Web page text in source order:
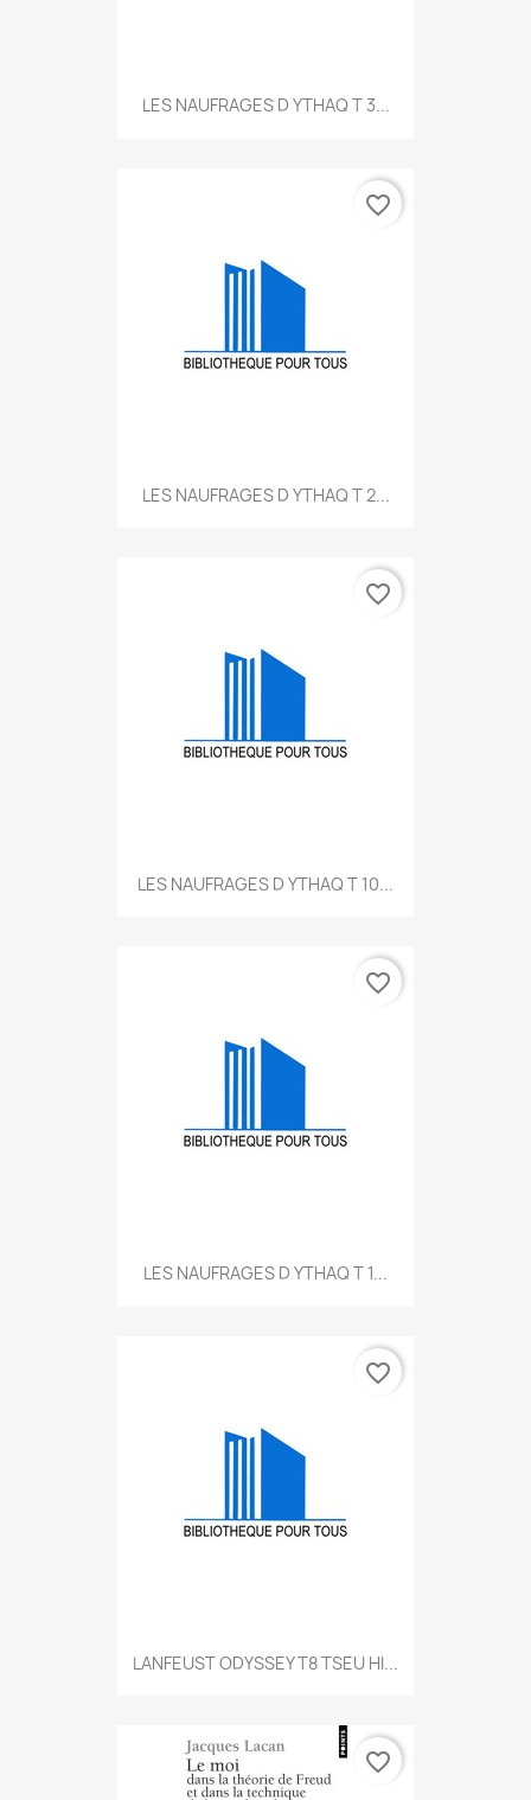
LES NAUFRAGES D YTHAQ T 3...
LES NAUFRAGES D YTHAQ T 2...
favorite_border
LES NAUFRAGES D YTHAQ T 10...
favorite_border
LES NAUFRAGES D YTHAQ T 1...
favorite_border
LANFEUST ODYSSEY T8 TSEU HI...
favorite_border
favorite_border